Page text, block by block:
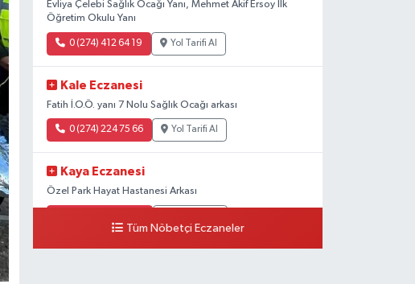
Evliya Çelebi Sağlık Ocağı Yanı, Mehmet Akif Ersoy İlk
Öğretim Okulu Yanı
0 (274) 412 64 19 Yol Tarifi Al
Kale Eczanesi
Fatih İ.O.Ö. yanı 7 Nolu Sağlık Ocağı arkası
0 (274) 224 75 66 Yol Tarifi Al
Kaya Eczanesi
Özel Park Hayat Hastanesi Arkası
Tüm Nöbetçi Eczaneler